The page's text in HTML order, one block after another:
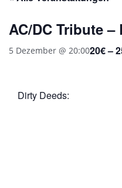
AC/DC Tribute –
5 Dezember @ 20:0020€ –
Dirty Deeds: